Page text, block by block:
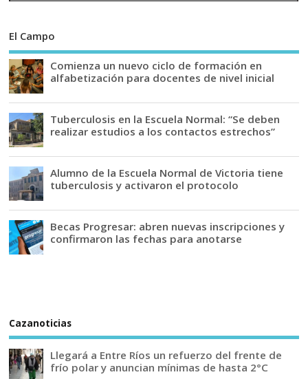
El Campo
Comienza un nuevo ciclo de formación en
alfabetización para docentes de nivel inicial
Tuberculosis en la Escuela Normal: “Se deben
realizar estudios a los contactos estrechos”
Alumno de la Escuela Normal de Victoria tiene
tuberculosis y activaron el protocolo
Becas Progresar: abren nuevas inscripciones y
confirmaron las fechas para anotarse
Cazanoticias
Llegará a Entre Ríos un refuerzo del frente de
frío polar y anuncian mínimas de hasta 2°C